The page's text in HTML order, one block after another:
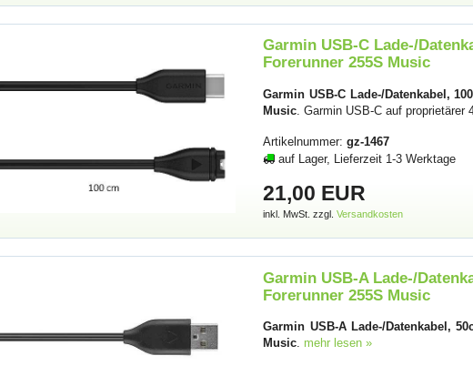
Garmin USB-C Lade-/
Forerunner 255S Music
Garmin USB-C Lade-/Datenkabel,
Music . Garmin USB-C auf proprietärer
Artikelnummer:gz-1467
auf Lager, Lieferzeit 1-3 Werktage
21,00 EUR
inkl. MwSt. zzgl.Versandkosten
Garmin USB-A Lade-/
Forerunner 255S Music
Garmin USB-A Lade-/Datenkabel,
Music mehr lesen »